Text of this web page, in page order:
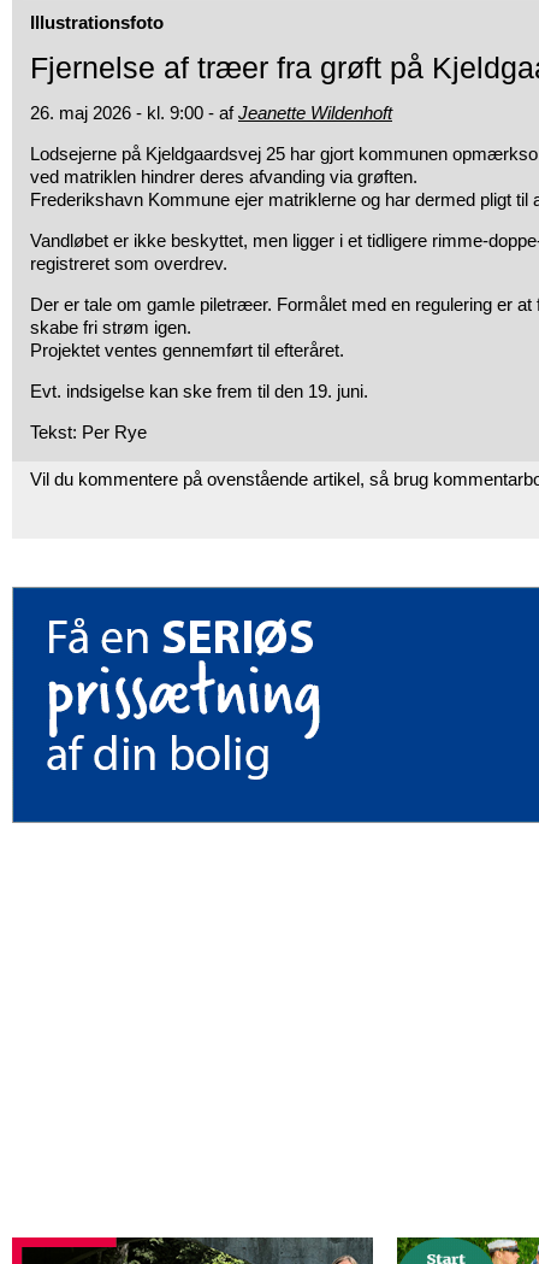
Illustrationsfoto
Fjernelse af træer fra grøft på
26. maj 2026 - kl. 9:00 - afJeanette Wildenhoft
Lodsejerne på Kjeldgaardsvej 25 har gjort kommunen
ved matriklen hindrer deres afvanding via grøften.
Frederikshavn Kommune ejer matriklerne og har dermed pligt til
Vandløbet er ikke beskyttet, men ligger i et tidligere rimme-
registreret som overdrev.
Der er tale om gamle piletræer. Formålet med en regulering er
skabe fri strøm igen.
Projektet ventes gennemført til efteråret.
Evt. indsigelse kan ske frem til den 19. juni.
Tekst: Per Rye
Vil du kommentere på ovenstående artikel, så brug